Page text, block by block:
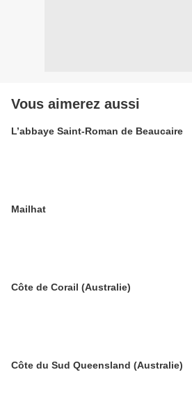
Vous aimerez aussi
L’abbaye Saint-Roman de Beaucaire
Mailhat
Côte de Corail (Australie)
Côte du Sud Queensland (Australie)